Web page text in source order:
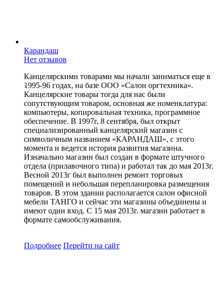
Карандаш
Нет отзывов
Канцелярскими товарами мы начали заниматься еще в
1995-96 годах, на базе ООО «Салон оргтехника».
Канцелярские товары тогда для нас были
сопутствующим товаром, основная же номенклатура:
компьютеры, копировальная техника, программное
обеспечение. В 1997г, 8 сентября, был открыт
специализированный канцелярский магазин с
символичным названием «КАРАНДАШ», с этого
момента и ведется история развития магазина.
Изначально магазин был создан в формате штучного
отдела (прилавочного типа) и работал так до мая 2013г.
Весной 2013г был выполнен ремонт торговых
помещений и небольшая перепланировка размещения
товаров. В этом здании располагается салон офисной
мебели ТАНГО и сейчас эти магазины объединены и
имеют один вход. С 15 мая 2013г. магазин работает в
формате самообслуживания.
Подробнее Перейти на сайт